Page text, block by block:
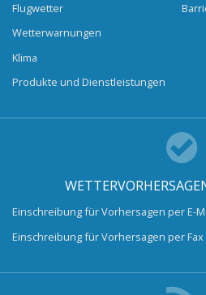
Flugwetter
Wetterwarnungen
Klima
Produkte und Dienstleistungen
Einschreibung für Vorhersagen per E-
Einschreibung für Vorhersagen per Fax